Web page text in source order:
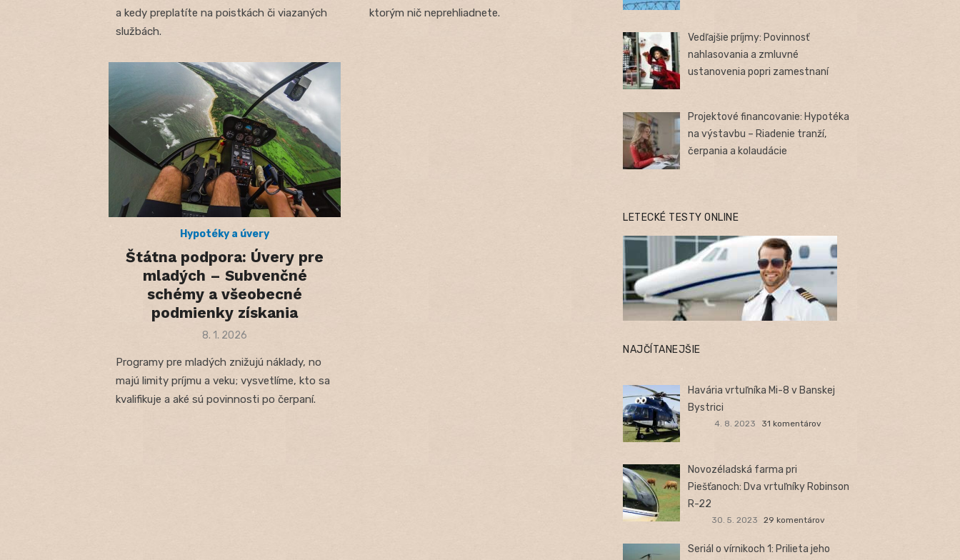
a kedy preplatíte na poistkách či viazaných
službách.
ktorým nič neprehliadnete.
Hypotéky a úvery
Štátna podpora: Úvery pre
mladých – Subvenčné
schémy a všeobecné
podmienky získania
Posted
8. 1. 2026
Programy pre mladých znižujú náklady, no
majú limity príjmu a veku; vysvetlíme, kto sa
kvalifikuje a aké sú povinnosti po čerpaní.
Vedľajšie príjmy: Povinnosť
nahlasovania a zmluvné
ustanovenia popri zamestnaní
Projektové financovanie: Hypotéka
na výstavbu – Riadenie tranží,
čerpania a kolaudácie
LETECKÉ TESTY ONLINE
NAJČÍTANEJŠIE
Havária vrtuľníka Mi-8 v Banskej
Bystrici
4. 8. 2023 31 komentárov
Novozéladská farma pri
Piešťanoch: Dva vrtuľníky Robinson
R-22
30. 5. 2023 29 komentárov
Seriál o vírnikoch 1: Prilieta jeho